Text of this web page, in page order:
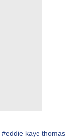
#eddie kaye thomas